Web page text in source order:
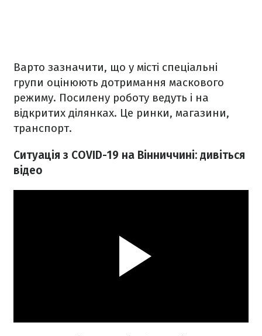
Варто зазначити, що у місті спеціальні
групи оцінюють дотримання маскового
режиму. Посилену роботу ведуть і на
відкритих ділянках. Це ринки, магазини,
транспорт.
Ситуація з COVID-19 на Вінниччині: дивіться
відео